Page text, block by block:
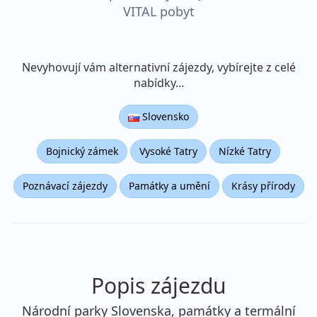
VITAL pobyt
Nevyhovují vám alternativní zájezdy, vybírejte z celé
nabídky...
Slovensko
Bojnický zámek Vysoké Tatry Nízké Tatry
Poznávací zájezdy Památky a umění Krásy přírody
Popis zájezdu
Národní parky Slovenska, památky a termální